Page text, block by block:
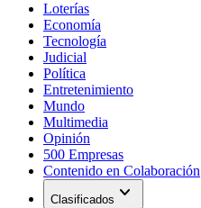
Loterías
Economía
Tecnología
Judicial
Política
Entretenimiento
Mundo
Multimedia
Opinión
500 Empresas
Contenido en Colaboración
Clasificados expand_more